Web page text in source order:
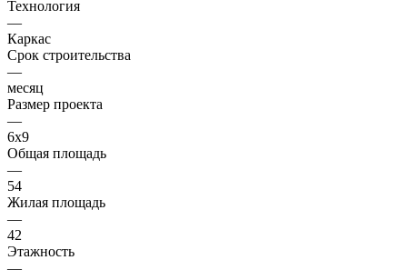
Технология
—
Каркас
Срок строительства
—
месяц
Размер проекта
—
6x9
Общая площадь
—
54
Жилая площадь
—
42
Этажность